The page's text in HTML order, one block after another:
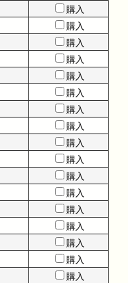
購入
購入
購入
購入
購入
購入
購入
購入
購入
購入
購入
購入
購入
購入
購入
購入
購入